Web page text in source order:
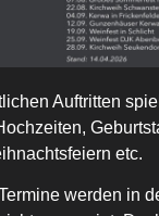
Auftritten
etc.
werden in